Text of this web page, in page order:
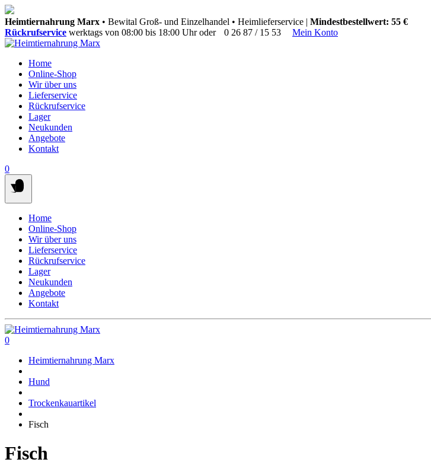
Springen
Sie
zum
Heimtiernahrung Marx • Bewital Groß- und Einzelhandel • Heimlieferservice | Mindestbestellwert: 55 €
Rückrufservice werktags von 08:00 bis 18:00 Uhr oder 0 26 87 / 15 53 Mein Konto
Home
Online-Shop
Wir über uns
Lieferservice
Rückrufservice
Lager
Neukunden
Angebote
Kontakt
0
Home
Online-Shop
Wir über uns
Lieferservice
Rückrufservice
Lager
Neukunden
Angebote
Kontakt
0
Heimtiernahrung Marx
Hund
Trockenkauartikel
Fisch
Fisch